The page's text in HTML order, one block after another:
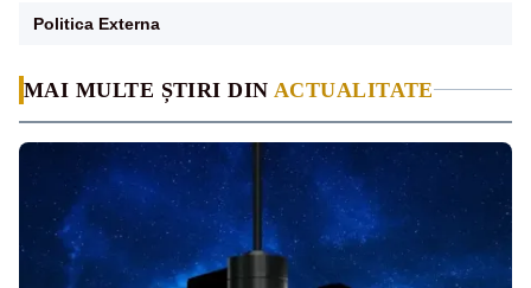
MAI MULTE ȘTIRI DIN ACTUALITATE
Politica Externa